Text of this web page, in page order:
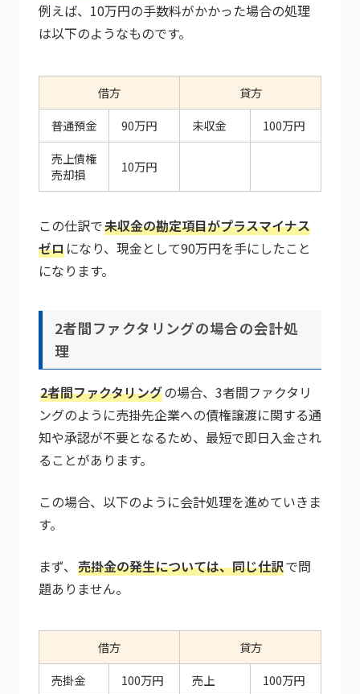
例えば、10万円の手数料がかかった場合の処理
は以下のようなものです。
借方
貸方
普通預金
90万円 未収金
100万円
売上債権
売却損
10万円
この仕訳で未収金の勘定項目がプラスマイナス
ゼロになり、現金として90万円を手にしたこと
になります。
2者間ファクタリングの場合の会計処
理
2者間ファクタリングの場合、3者間ファクタリ
ングのように売掛先企業への債権譲渡に関する通
知や承認が不要となるため、最短で即日入金され
ることがあります。
この場合、以下のように会計処理を進めていきま
す。
まず、 売掛金の発生については、同じ仕訳で問
題ありません。
借方
貸方
売掛金
100万円 売上 100万円